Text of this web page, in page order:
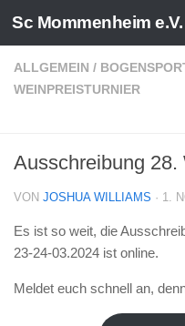
Zum Inhalt springen
Sc Mommenheim e.V.
ALLGEMEIN /
WEINPREISTURNIER
Ausschreibung 28.
VON JOSHUA WILLIAMS · 1.
Es ist so weit, die
23-24-03.2024 ist online.
Meldet euch schnell an,